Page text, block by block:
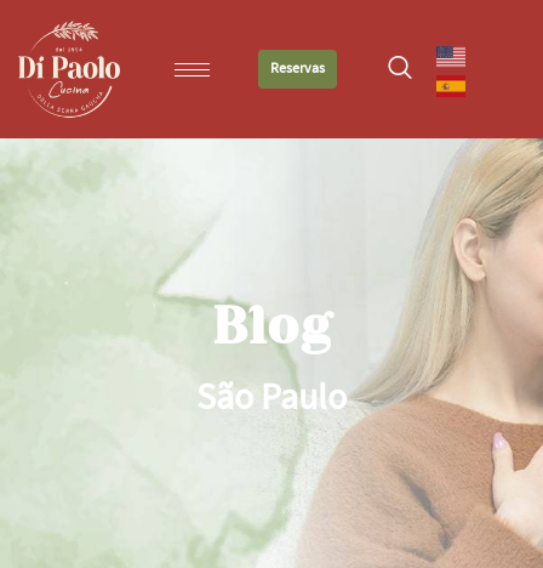
Reservas
Blog
São Paulo